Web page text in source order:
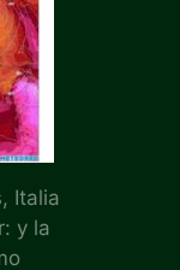
Italia
y la